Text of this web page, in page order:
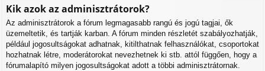
Kik azok az adminisztrátorok?
Az adminisztrátorok a fórum legmagasabb rangú és jogú tagjai, ők
üzemeltetik, és tartják karban. A fórum minden részletét szabályozhatják,
például jogosultságokat adhatnak, kitilthatnak felhasználókat, csoportokat
hozhatnak létre, moderátorokat nevezhetnek ki stb. attól függően, hogy a
fórumalapító milyen jogosultságokat adott a többi adminisztrátornak.